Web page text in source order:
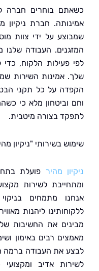
בוחרים חברה לניקוי
חברת ניקיון מהיר
על ידי צוות מוסמך בעל
העבודה שלנו
הלקוח, כדי להימנע
אמינות השירות שמה דגש על
על כל תקני הבטיחות.
מלא כי כשהמזגן
בצורה מיטבית.
בשירותי "ניקיון מהיר"
מהירפועלת בתחום
לשירות מקצועי, אמין
מתמחים בניקוי של
ליהנות מאוויר נקי
את החשיבות של מזגן
רבים באימון ושימור
את העבודה ברמה הגבוהה
אדיב ומקצועי כך